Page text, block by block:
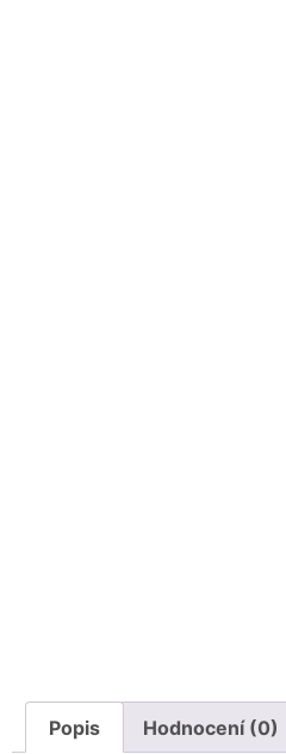
Popis Hodnocení (0)